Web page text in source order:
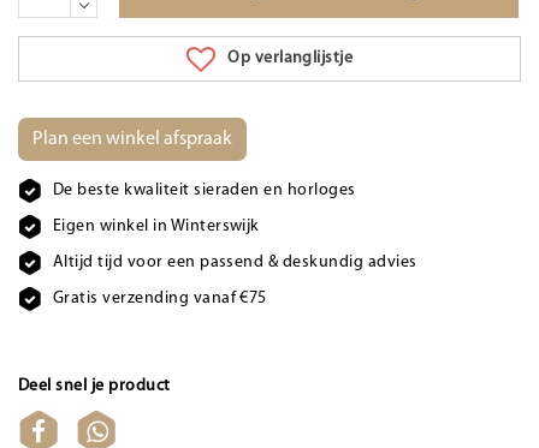
Op verlanglijstje
Plan een winkel afspraak
De beste kwaliteit sieraden en horloges
Eigen winkel in Winterswijk
Altijd tijd voor een passend & deskundig advies
Gratis verzending vanaf €75
Deel snel je product